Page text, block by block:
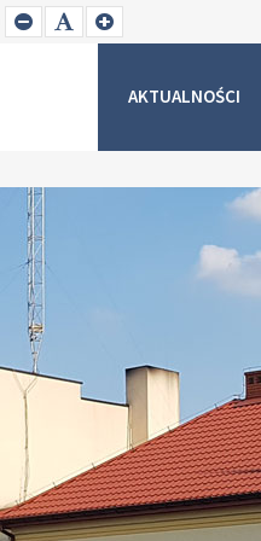
SET
SMALLER
SET
DEFAULT
SET
LARGER
AKTUALNOŚCI